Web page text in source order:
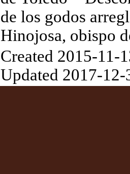
de los godos
Hinojosa, obispo
Created 2015-11-
Updated 2017-12-